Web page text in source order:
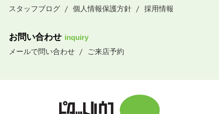
スタッフブログ
個人情報保護方針 採用情報
お問い合わせ inquiry
メールで問い合わせ
ご来店予約